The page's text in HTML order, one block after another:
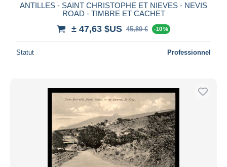
ANTILLES - SAINT CHRISTOPHE ET NIEVES - NEVIS
ROAD - TIMBRE ET CACHET
± 47,63 $US 45,80 € -10 %
Statut Professionnel